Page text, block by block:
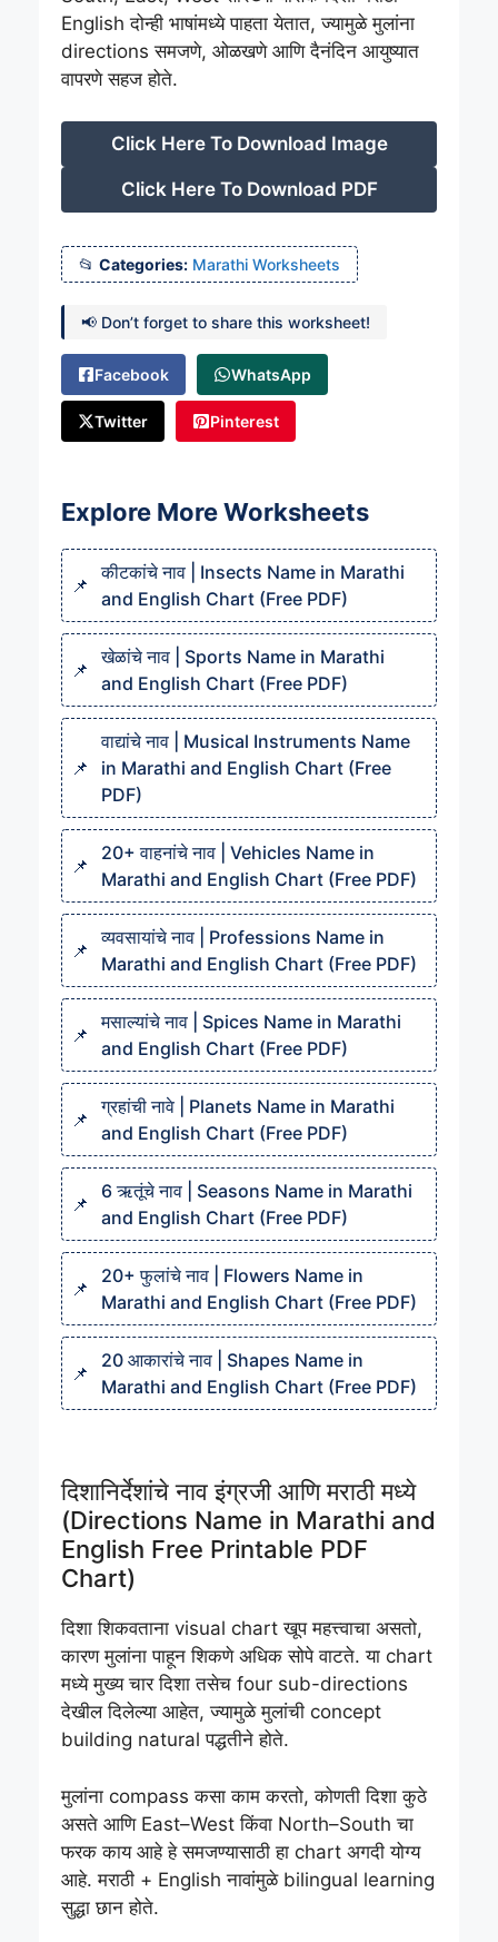
English दोन्ही भाषांमध्ये पाहता येतात, ज्यामुळे मुलांना
directions समजणे, ओळखणे आणि दैनंदिन आयुष्यात
वापरणे सहज होते.
Click Here To Download Image
Click Here To Download PDF
Categories: Marathi Worksheets
📢 Don’t forget to share this worksheet!
Facebook WhatsApp
Twitter Pinterest
Explore More Worksheets
कीटकांचे नाव | Insects Name in Marathi
and English Chart (Free PDF)
खेळांचे नाव | Sports Name in Marathi
and English Chart (Free PDF)
वाद्यांचे नाव | Musical Instruments Name
in Marathi and English Chart (Free
PDF)
20+ वाहनांचे नाव | Vehicles Name in
Marathi and English Chart (Free PDF)
व्यवसायांचे नाव | Professions Name in
Marathi and English Chart (Free PDF)
मसाल्यांचे नाव | Spices Name in Marathi
and English Chart (Free PDF)
ग्रहांची नावे | Planets Name in Marathi
and English Chart (Free PDF)
6 ऋतूंचे नाव | Seasons Name in Marathi
and English Chart (Free PDF)
20+ फुलांचे नाव | Flowers Name in
Marathi and English Chart (Free PDF)
20 आकारांचे नाव | Shapes Name in
Marathi and English Chart (Free PDF)
दिशानिर्देशांचे नाव इंग्रजी आणि मराठी मध्ये
(Directions Name in Marathi and
English Free Printable PDF
Chart)
दिशा शिकवताना visual chart खूप महत्त्वाचा असतो,
कारण मुलांना पाहून शिकणे अधिक सोपे वाटते. या chart
मध्ये मुख्य चार दिशा तसेच four sub-directions
देखील दिलेल्या आहेत, ज्यामुळे मुलांची concept
building natural पद्धतीने होते.
मुलांना compass कसा काम करतो, कोणती दिशा कुठे
असते आणि East–West किंवा North–South चा
फरक काय आहे हे समजण्यासाठी हा chart अगदी योग्य
आहे. मराठी + English नावांमुळे bilingual learning
सुद्धा छान होते.